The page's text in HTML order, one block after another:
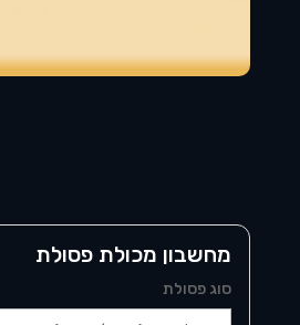
מחשבון מכולת פסולת
סוג פסולת